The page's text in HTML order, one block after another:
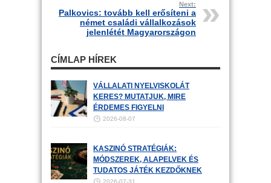
Next:
Palkovics: tovább kell erősíteni a
német családi vállalkozások
jelenlétét Magyarországon
CÍMLAP HÍREK
VÁLLALATI NYELVISKOLÁT
KERES? MUTATJUK, MIRE
ÉRDEMES FIGYELNI
2026-08-07
KASZINÓ STRATÉGIÁK:
MÓDSZEREK, ALAPELVEK ÉS
TUDATOS JÁTÉK KEZDŐKNEK
2026-07-31